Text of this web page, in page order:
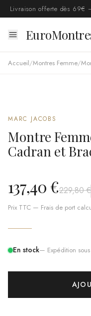
Livraison offerte dès 69€
Accueil/Montres Femme/
MARC JACOBS
Montre
Cadran et
137,40 €229,80 €
Prix TTC — Frais de port
En stock— Expédition